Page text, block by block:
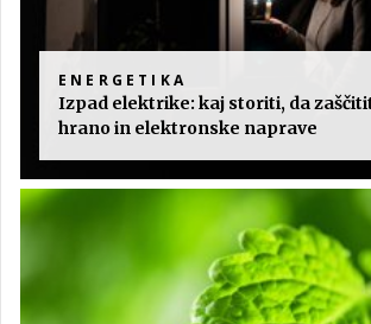
ENERGETIKA
Izpad elektrike: kaj storiti, da
hrano in elektronske naprave